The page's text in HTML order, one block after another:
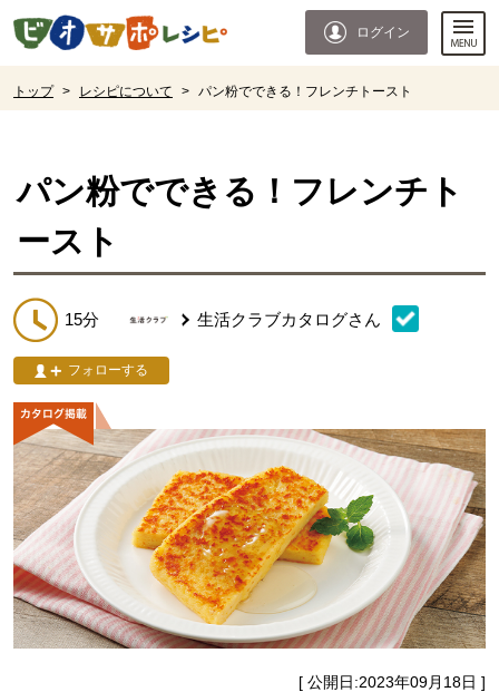
ページの先頭です。
ログイン
トップ > レシピについて > パン粉でできる！フレンチトースト
パン粉でできる！フレンチト
ースト
15分 生活クラブカタログさん
フォローする
[ 公開日:2023年09月18日 ]